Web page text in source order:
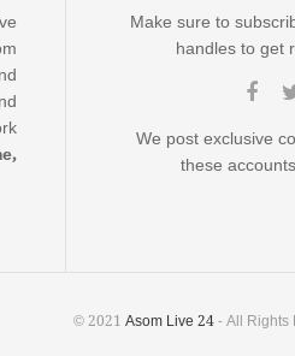
Make sure to
handles to get
We post exclusive
these
© 2021 Asom Live 24- All Rights